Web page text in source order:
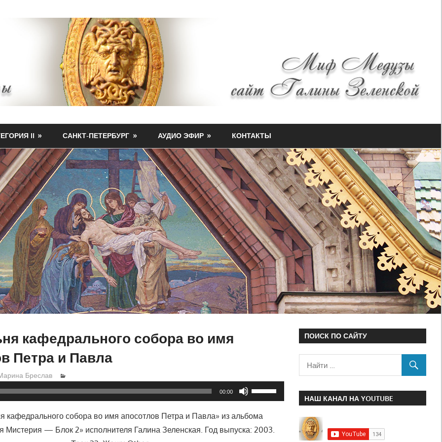
II САНКТ-ПЕТЕРБУРГ АУДИО ЭФИР КОНТАКТЫ
кафедрального собора во имя
Петра и Павла
Бреслав
00:00
Используйте
клавиши
вверх/
вниз,
кафедрального собора во имя апосотлов Петра и Павла» из альбома
Мистерия — Блок 2» исполнителя Галина Зеленская. Год выпуска: 2003.
ПОИСК ПО САЙТУ
НАШ КАНАЛ НА YOUTUBE